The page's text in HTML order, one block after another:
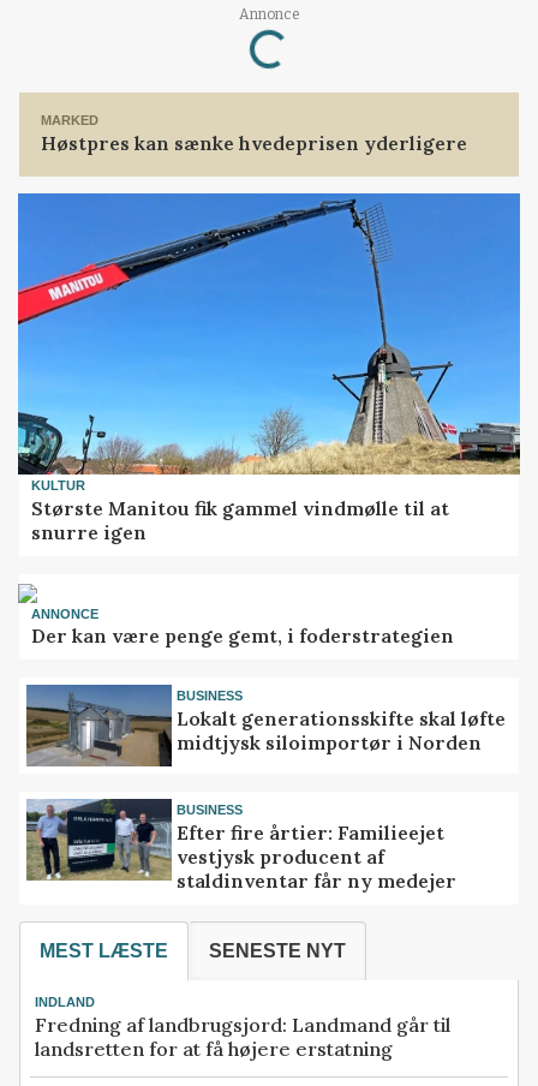
Annonce
Loading...
MARKED
Høstpres kan sænke hvedeprisen yderligere
KULTUR
Største Manitou fik gammel vindmølle til at
snurre igen
ANNONCE
Der kan være penge gemt, i foderstrategien
BUSINESS
Lokalt generationsskifte skal løfte
midtjysk siloimportør i Norden
BUSINESS
Efter fire årtier: Familieejet
vestjysk producent af
staldinventar får ny medejer
MEST LÆSTE SENESTE NYT
INDLAND
Fredning af landbrugsjord: Landmand går til
landsretten for at få højere erstatning